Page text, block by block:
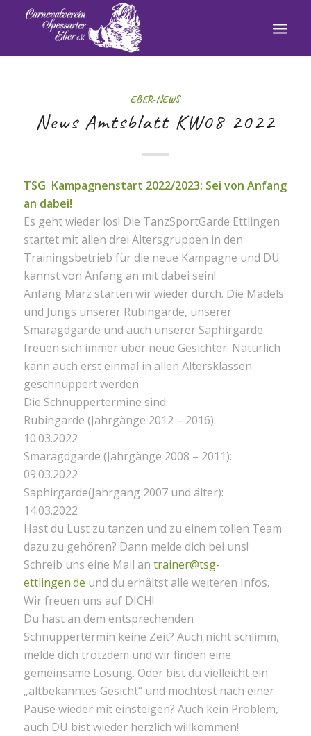
EBER-NEWS
News Amtsblatt KW08 2022
TSG Kampagnenstart 2022/2023: Sei von Anfang
an dabei!
Es geht wieder los! Die TanzSportGarde Ettlingen
startet mit allen drei Altersgruppen in den
Trainingsbetrieb für die neue Kampagne und DU
kannst von Anfang an mit dabei sein!
Anfang März starten wir wieder durch. Die Mädels
und Jungs unserer Rubingarde, unserer
Smaragdgarde und auch unserer Saphirgarde
freuen sich immer über neue Gesichter. Natürlich
kann auch erst einmal in allen Altersklassen
geschnuppert werden.
Die Schnuppertermine sind:
Rubingarde (Jahrgänge 2012 – 2016):
10.03.2022
Smaragdgarde (Jahrgänge 2008 – 2011):
09.03.2022
Saphirgarde(Jahrgang 2007 und älter):
14.03.2022
Hast du Lust zu tanzen und zu einem tollen Team
dazu zu gehören? Dann melde dich bei uns!
Schreib uns eine Mail an trainer@tsg-
ettlingen.de und du erhältst alle weiteren Infos.
Wir freuen uns auf DICH!
Du hast an dem entsprechenden
Schnuppertermin keine Zeit? Auch nicht schlimm,
melde dich trotzdem und wir finden eine
gemeinsame Lösung. Oder bist du vielleicht ein
„altbekanntes Gesicht“ und möchtest nach einer
Pause wieder mit einsteigen? Auch kein Problem,
auch DU bist wieder herzlich willkommen!